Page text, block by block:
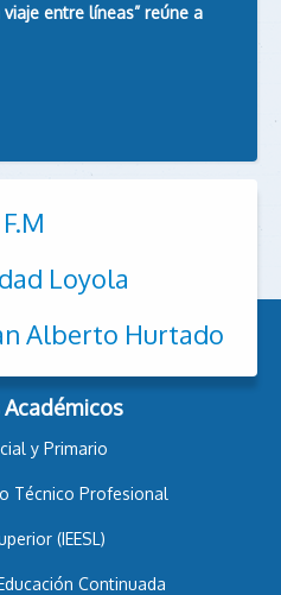
entre líneas” reúne a
Loyola
Alberto Hurtado
y Primario
Técnico Profesional
(IEESL)
Continuada